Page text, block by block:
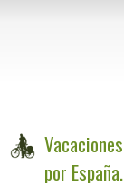
por